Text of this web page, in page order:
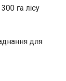
га лісу
для